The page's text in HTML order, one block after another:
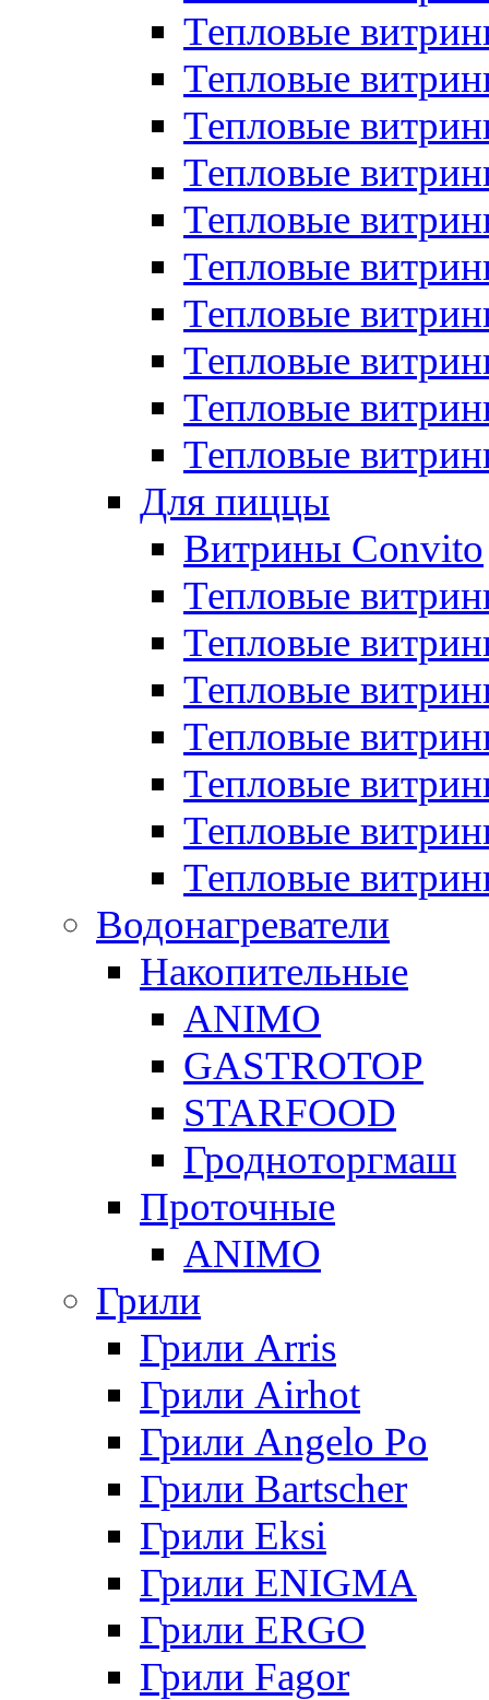
Тепловые
Тепловые
Тепловые
Тепловые
Тепловые
Тепловые
Тепловые
Тепловые
Тепловые
Тепловые
Для пиццы
Витрины Convito
Тепловые
Тепловые
Тепловые
Тепловые
Тепловые
Тепловые
Тепловые
Водонагреватели
Накопительные
ANIMO
GASTROTOP
STARFOOD
Гродноторгмаш
Проточные
ANIMO
Грили
Грили Arris
Грили Airhot
Грили Angelo Po
Грили Bartscher
Грили Eksi
Грили ENIGMA
Грили ERGO
Грили Fagor